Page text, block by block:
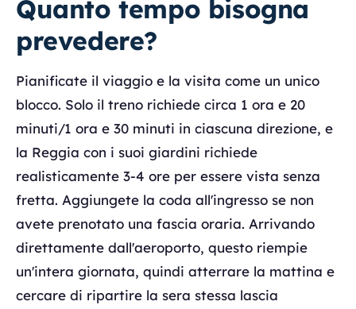
Quanto tempo bisogna
prevedere?
Pianificate il viaggio e la visita come un unico
blocco. Solo il treno richiede circa 1 ora e 20
minuti/1 ora e 30 minuti in ciascuna direzione, e
la Reggia con i suoi giardini richiede
realisticamente 3-4 ore per essere vista senza
fretta. Aggiungete la coda all'ingresso se non
avete prenotato una fascia oraria. Arrivando
direttamente dall'aeroporto, questo riempie
un'intera giornata, quindi atterrare la mattina e
cercare di ripartire la sera stessa lascia